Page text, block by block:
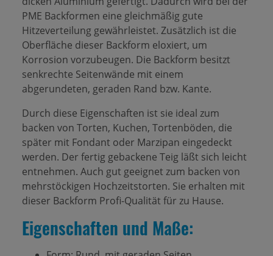
PME Backformen eine gleichmäßig gute
Hitzeverteilung gewährleistet. Zusätzlich ist die
Oberfläche dieser Backform eloxiert, um
Korrosion vorzubeugen. Die Backform besitzt
senkrechte Seitenwände mit einem
abgerundeten, geraden Rand bzw. Kante.
Durch diese Eigenschaften ist sie ideal zum
backen von Torten, Kuchen, Tortenböden, die
später mit Fondant oder Marzipan eingedeckt
werden. Der fertig gebackene Teig läßt sich leicht
entnehmen. Auch gut geeignet zum backen von
mehrstöckigen Hochzeitstorten. Sie erhalten mit
dieser Backform Profi-Qualität für zu Hause.
Eigenschaften und Maße: